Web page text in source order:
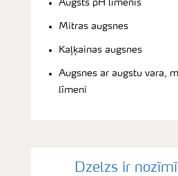
Augsts pH līmenis
Mitras augsnes
Kaļķainas augsnes
Augsnes ar augstu vara,
līmeni
Dzelzs ir